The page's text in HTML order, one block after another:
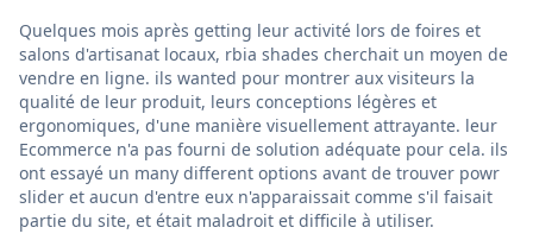
Quelques mois après getting leur activité lors de foires et
salons d'artisanat locaux, rbia shades cherchait un moyen de
vendre en ligne. ils wanted pour montrer aux visiteurs la
qualité de leur produit, leurs conceptions légères et
ergonomiques, d'une manière visuellement attrayante. leur
Ecommerce n'a pas fourni de solution adéquate pour cela. ils
ont essayé un many different options avant de trouver powr
slider et aucun d'entre eux n'apparaissait comme s'il faisait
partie du site, et était maladroit et difficile à utiliser.